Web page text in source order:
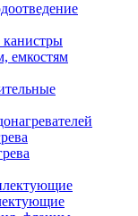
канистры
емкостям